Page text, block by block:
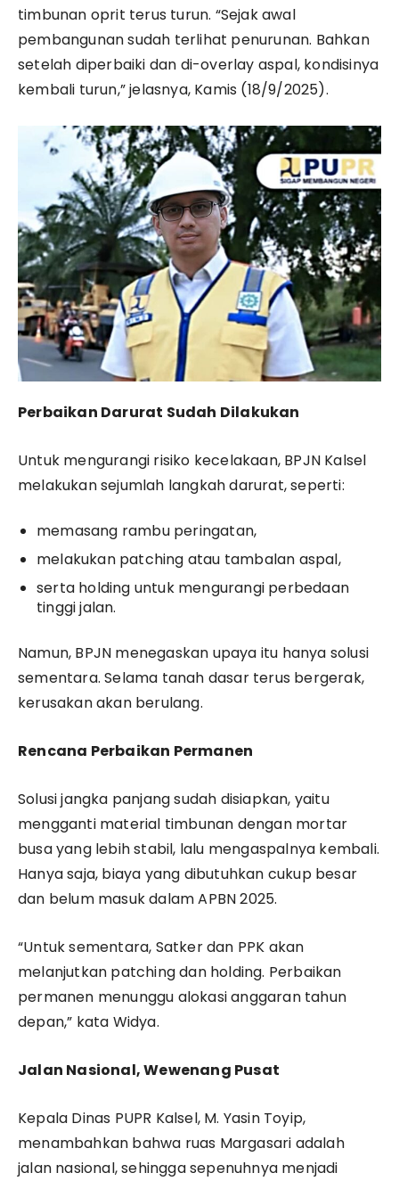
timbunan oprit terus turun. “Sejak awal
pembangunan sudah terlihat penurunan. Bahkan
setelah diperbaiki dan di-overlay aspal, kondisinya
kembali turun,” jelasnya, Kamis (18/9/2025).
Perbaikan Darurat Sudah Dilakukan
Untuk mengurangi risiko kecelakaan, BPJN Kalsel
melakukan sejumlah langkah darurat, seperti:
memasang rambu peringatan,
melakukan patching atau tambalan aspal,
serta holding untuk mengurangi perbedaan
tinggi jalan.
Namun, BPJN menegaskan upaya itu hanya solusi
sementara. Selama tanah dasar terus bergerak,
kerusakan akan berulang.
Rencana Perbaikan Permanen
Solusi jangka panjang sudah disiapkan, yaitu
mengganti material timbunan dengan mortar
busa yang lebih stabil, lalu mengaspalnya kembali.
Hanya saja, biaya yang dibutuhkan cukup besar
dan belum masuk dalam APBN 2025.
“Untuk sementara, Satker dan PPK akan
melanjutkan patching dan holding. Perbaikan
permanen menunggu alokasi anggaran tahun
depan,” kata Widya.
Jalan Nasional, Wewenang Pusat
Kepala Dinas PUPR Kalsel, M. Yasin Toyip,
menambahkan bahwa ruas Margasari adalah
jalan nasional, sehingga sepenuhnya menjadi